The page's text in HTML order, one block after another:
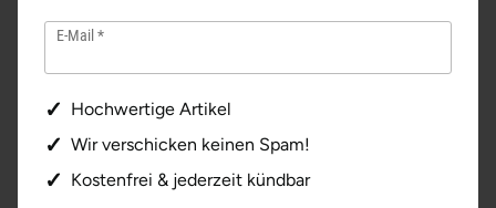
E-Mail
Hochwertige Artikel
Wir verschicken keinen Spam!
Kostenfrei & jederzeit kündbar
Rodgau
Rostock
Rügen